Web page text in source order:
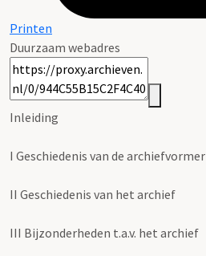
Printen
Duurzaam webadres
Inleiding
I Geschiedenis van de archiefvormer
II Geschiedenis van het archief
III Bijzonderheden t.a.v. het archief